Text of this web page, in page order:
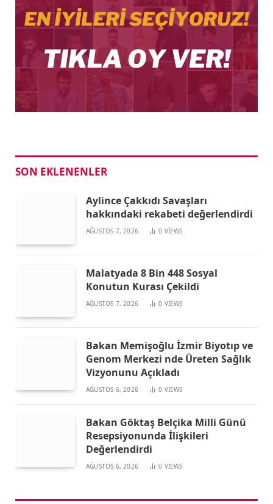
SON EKLENENLER
Aylince Çakkıdı Savaşları
hakkındaki rekabeti değerlendirdi
AĞUSTOS 7, 2026 0 VIEWS
Malatyada 8 Bin 448 Sosyal
Konutun Kurası Çekildi
AĞUSTOS 7, 2026 0 VIEWS
Bakan Memişoğlu İzmir Biyotıp ve
Genom Merkezi nde Üreten Sağlık
Vizyonunu Açıkladı
AĞUSTOS 6, 2026 0 VIEWS
Bakan Göktaş Belçika Milli Günü
Resepsiyonunda İlişkileri
Değerlendirdi
AĞUSTOS 6, 2026 0 VIEWS